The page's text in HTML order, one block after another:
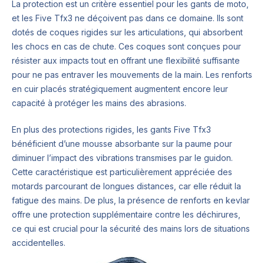
La protection est un critère essentiel pour les gants de moto,
et les Five Tfx3 ne déçoivent pas dans ce domaine. Ils sont
dotés de coques rigides sur les articulations, qui absorbent
les chocs en cas de chute. Ces coques sont conçues pour
résister aux impacts tout en offrant une flexibilité suffisante
pour ne pas entraver les mouvements de la main. Les renforts
en cuir placés stratégiquement augmentent encore leur
capacité à protéger les mains des abrasions.
En plus des protections rigides, les gants Five Tfx3
bénéficient d’une mousse absorbante sur la paume pour
diminuer l’impact des vibrations transmises par le guidon.
Cette caractéristique est particulièrement appréciée des
motards parcourant de longues distances, car elle réduit la
fatigue des mains. De plus, la présence de renforts en kevlar
offre une protection supplémentaire contre les déchirures,
ce qui est crucial pour la sécurité des mains lors de situations
accidentelles.